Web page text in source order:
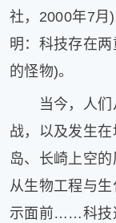
社，2000年7月
明：科技存在两
的怪物)。
当今，人们
战，以及发生
岛、长崎上空
从生物工程与
示面前……科技